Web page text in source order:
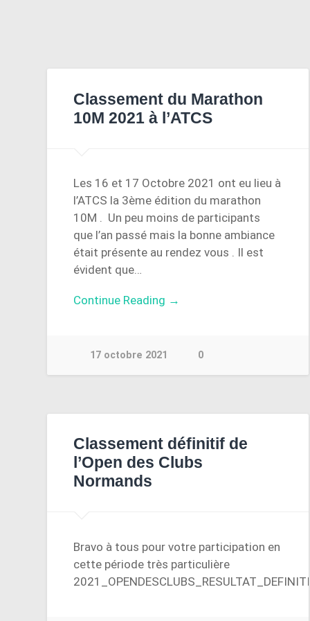
Classement du Marathon
10M 2021 à l’ATCS
Les 16 et 17 Octobre 2021 ont eu lieu à
l’ATCS la 3ème édition du marathon
10M . Un peu moins de participants
que l’an passé mais la bonne ambiance
était présente au rendez vous . Il est
évident que…
Continue Reading →
17 octobre 2021 0
Classement définitif de
l’Open des Clubs
Normands
Bravo à tous pour votre participation en
cette période très particulière